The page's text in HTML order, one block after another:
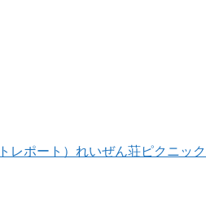
レポート）れいぜん荘ピクニッ